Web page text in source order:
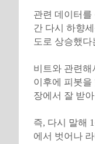
관련 데이터를
간 다시 하향
도로 상승했다
비트와 관련해
이후에 피봇
장에서 잘 받
즉, 다시 말해
에서 벗어나